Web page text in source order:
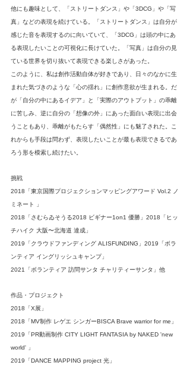
他にも趣味として、「ストリートダンス」や「3DCG」や「写
真」などの表現を続けている。「ストリートダンス」は自分が
感じた音を表現するのに向いていて、「3DCG」は頭の中にあ
る表現したいことの可視化に長けていた。「写真」は自分の見
ている世界を切り抜いて表現できる楽しさがあった。
このように、私は創作活動自体が好きであり、日々のなかに生
まれた気づきのような「心の揺れ」に創作意欲が生まれる。だ
が「自分の中にあるイデア」と「実際のアウトプット」の乖離
に苦しみ、逆に自分の「想像の外」にあった面白い表現に出会
うこともあり、乖離がもたらす「偶然性」にも魅了された。こ
れからも手段は問わず、表現したいことが最も表現できるであ
ろう形を模索し続けたい。
挑戦
2018「東京国際プロジェクションマッピングアワード Vol.2 ノ
ミネート 」
2018「さむらゐそうる2018 ビギナー1on1 優勝」2018「ヒッ
チハイク 大阪〜北海道 達成」
2019「クラウドファンディング ALISFUNDING」2019「ボラ
ンティア イングリッシュキャンプ」
2021「ボランティア 訪問サンタ チャリティーサンタ」他
作品・プロジェクト
2018「X展」
2018「MV制作 レゲエ シンガーBISCA Brave warrior for me」
2019「PR動画制作 CITY LIGHT FANTASIA by NAKED 'new
world' 」
2019「DANCE MAPPING project 光」